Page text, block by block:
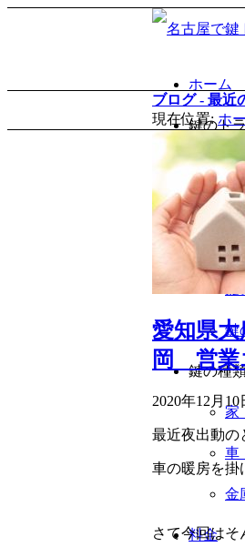
ホーム
鍵のト
鍵
鍵
鍵
鍵
鍵の種
家
車
金
料金
ブログ - 最近
現在位置:ホ
愛知県
岡 営業
2020年12月10
最近夜出動の
車の暖房を掛
さて今回はそ